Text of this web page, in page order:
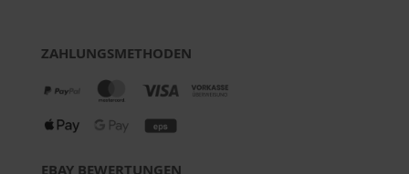
ZAHLUNGSMETHODEN
EBAY BEWERTUNGEN